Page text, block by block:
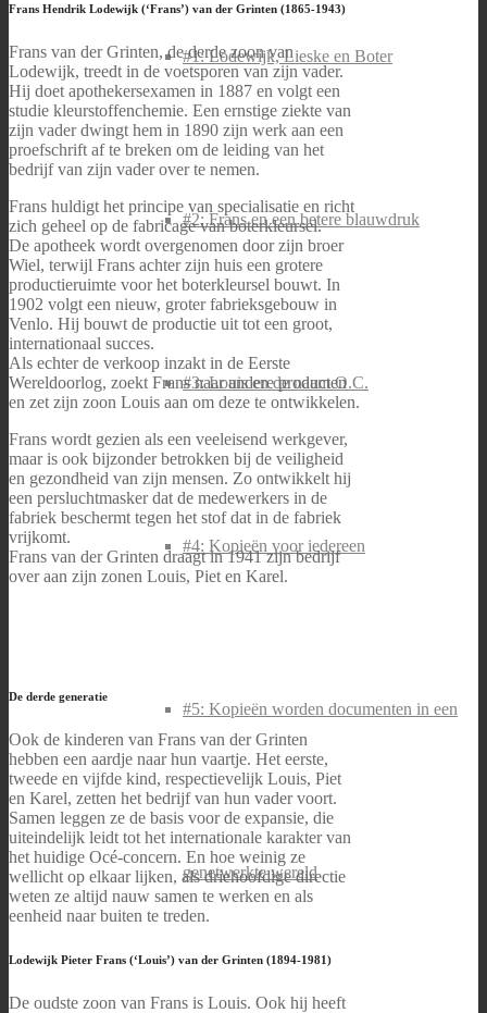
#1: Lodewijk, Lieske en Boter
#2: Frans en een betere blauwdruk
#3: Louis en de naam O.C.
#4: Kopieën voor iedereen
#5: Kopieën worden documenten in een
genetwerkte wereld
Frans Hendrik Lodewijk (‘Frans’) van der Grinten (1865-1943)
Frans van der Grinten, de derde zoon van
Lodewijk, treedt in de voetsporen van zijn vader.
Hij doet apothekersexamen in 1887 en volgt een
studie kleurstoffenchemie. Een ernstige ziekte van
zijn vader dwingt hem in 1890 zijn werk aan een
proefschrift af te breken om de leiding van het
bedrijf van zijn vader over te nemen.
Frans huldigt het principe van specialisatie en richt
zich geheel op de fabricage van boterkleursel.
De apotheek wordt overgenomen door zijn broer
Wiel, terwijl Frans achter zijn huis een grotere
productieruimte voor het boterkleursel bouwt. In
1902 volgt een nieuw, groter fabrieksgebouw in
Venlo. Hij bouwt de productie uit tot een groot,
internationaal succes.
Als echter de verkoop inzakt in de Eerste
Wereldoorlog, zoekt Frans naar andere producten
en zet zijn zoon Louis aan om deze te ontwikkelen.
Frans wordt gezien als een veeleisend werkgever,
maar is ook bijzonder betrokken bij de veiligheid
en gezondheid van zijn mensen. Zo ontwikkelt hij
een persluchtmasker dat de medewerkers in de
fabriek beschermt tegen het stof dat in de fabriek
vrijkomt.
Frans van der Grinten draagt in 1941 zijn bedrijf
over aan zijn zonen Louis, Piet en Karel.
De derde generatie
Ook de kinderen van Frans van der Grinten
hebben een aardje naar hun vaartje. Het eerste,
tweede en vijfde kind, respectievelijk Louis, Piet
en Karel, zetten het bedrijf van hun vader voort.
Samen leggen ze de basis voor de expansie, die
uiteindelijk leidt tot het internationale karakter van
het huidige Océ-concern. En hoe weinig ze
wellicht op elkaar lijken, als driehoofdige directie
weten ze altijd nauw samen te werken en als
eenheid naar buiten te treden.
Lodewijk Pieter Frans (‘Louis’) van der Grinten (1894-1981)
De oudste zoon van Frans is Louis. Ook hij heeft